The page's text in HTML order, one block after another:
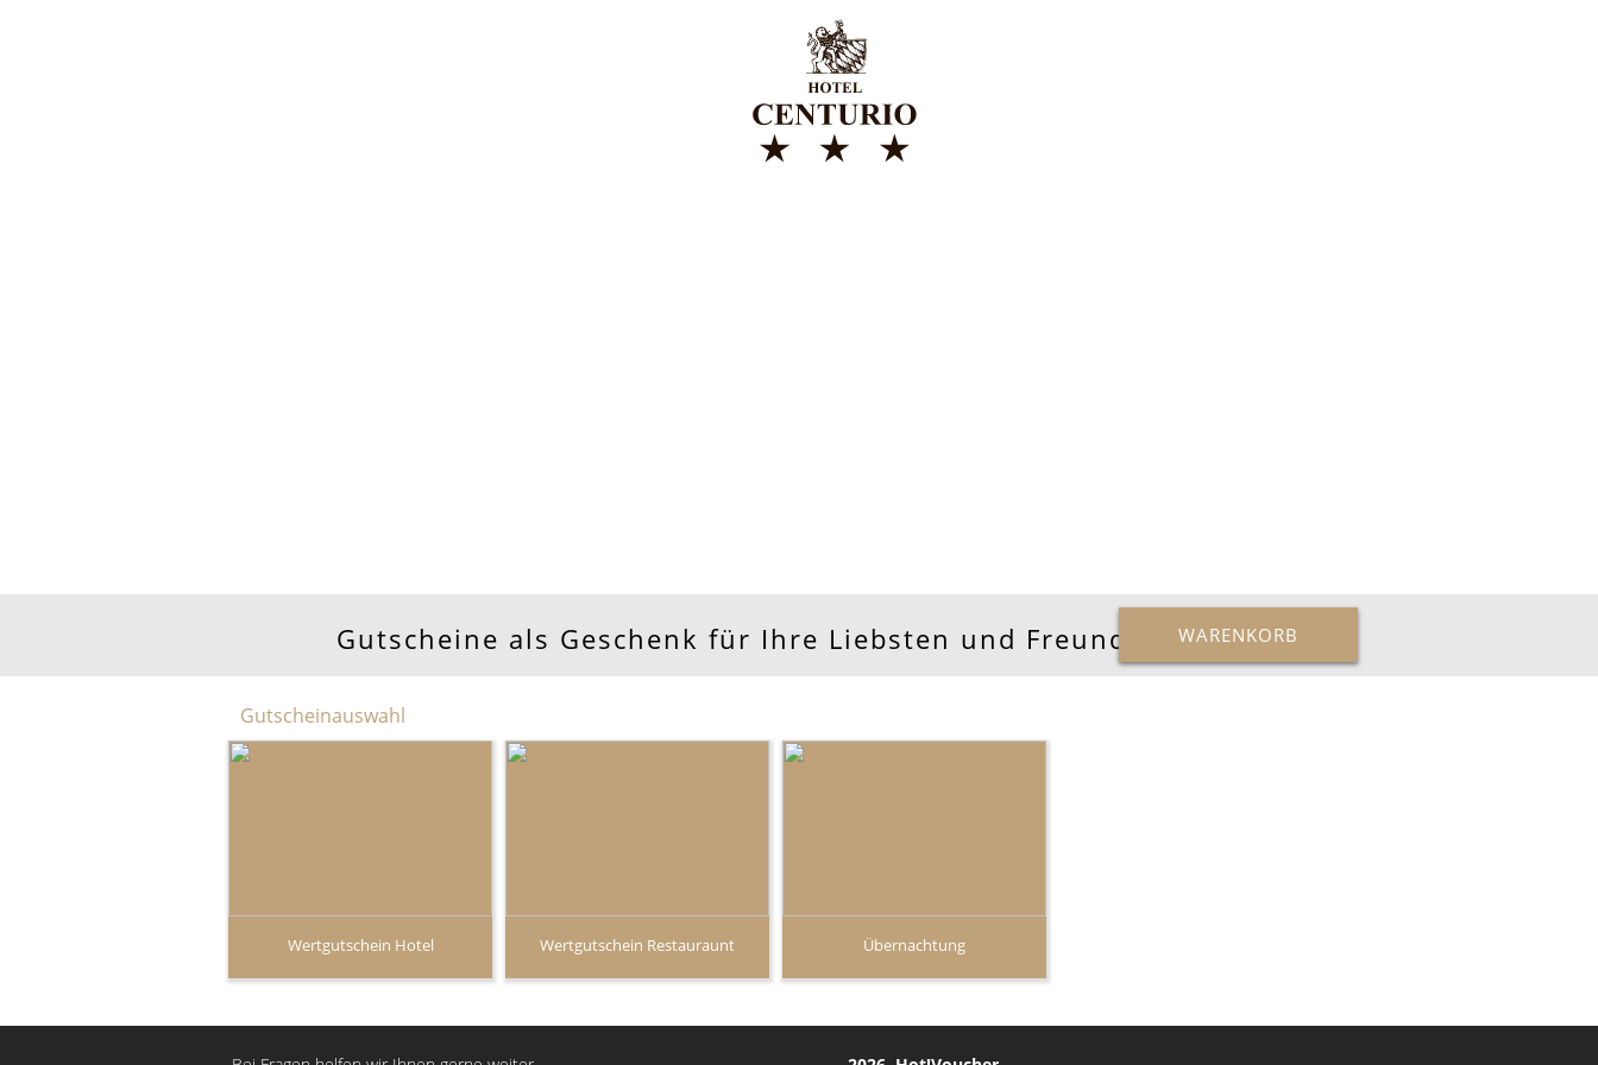
Gutscheine als Geschenk für Ihre Liebsten und Freunde WARENKORB
Gutscheinauswahl
Wertgutschein Hotel Wertgutschein Restauraunt Übernachtung